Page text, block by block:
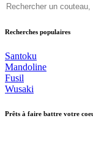
Recherches populaires
Santoku
Mandoline
Fusil
Wusaki
Prêts à faire battre votre